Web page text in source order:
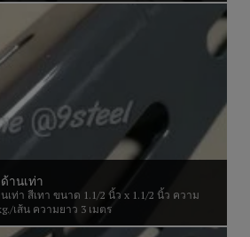
านเท่า
เท่า สีเทา ขนาด 1.1/2 นิ้ว x 1.1/2 นิ้ว ความ
เส้น ความยาว 3 เมตร